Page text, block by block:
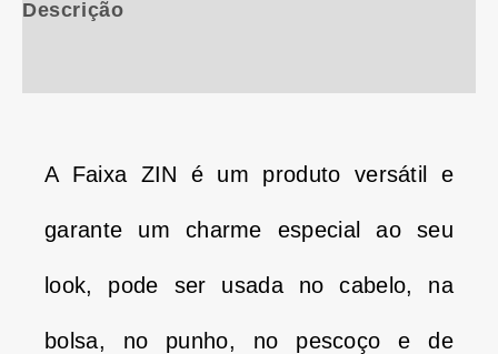
Descrição
A Faixa ZIN é um produto versátil e
garante um charme especial ao seu
look, pode ser usada no cabelo, na
bolsa, no punho, no pescoço e de